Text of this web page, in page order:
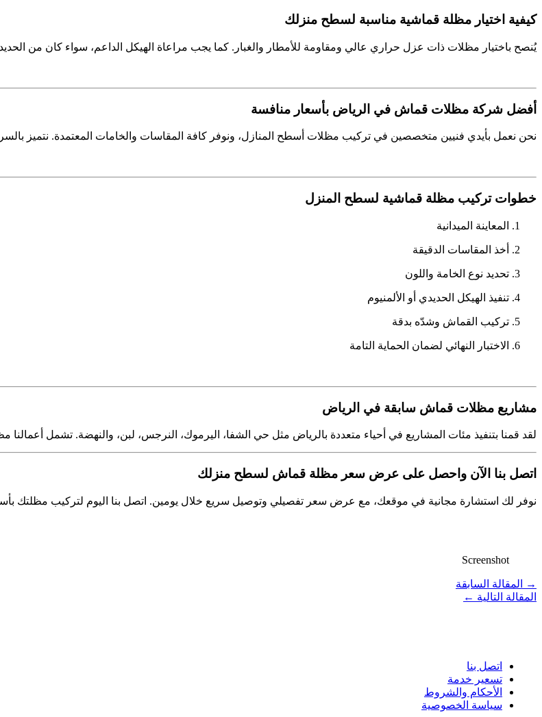
كيفية اختيار مظلة قماشية مناسبة لسطح منزلك
يُنصح باختيار مظلات ذات عزل حراري عالي ومقاومة للأمطار والغبار. كما يجب مراعاة الهيكل الداعم، سواء كان من الحديد
أفضل شركة مظلات قماش في الرياض بأسعار منافسة
نحن نعمل بأيدي فنيين متخصصين في تركيب مظلات أسطح المنازل، ونوفر كافة المقاسات والخامات المعتمدة. نتميز
خطوات تركيب مظلة قماشية لسطح المنزل
المعاينة الميدانية
أخذ المقاسات الدقيقة
تحديد نوع الخامة واللون
تنفيذ الهيكل الحديدي أو الألمنيوم
تركيب القماش وشدّه بدقة
الاختبار النهائي لضمان الحماية التامة
مشاريع مظلات قماش سابقة في الرياض
لقد قمنا بتنفيذ مئات المشاريع في أحياء متعددة بالرياض مثل حي الشفا، اليرموك، النرجس، لبن، والنهضة. تشمل
اتصل بنا الآن واحصل على عرض سعر مظلة قماش لسطح منزلك
نوفر لك استشارة مجانية في موقعك، مع عرض سعر تفصيلي وتوصيل سريع خلال يومين. اتصل بنا اليوم لتركيب مظلتك بأسعار تبدأ من 80 ريالًا للمتر، وضمان شامل
Screenshot
→
المقالة السابقة
المقالة التالية ←
اتصل بنا
تسعير خدمة
الأحكام والشروط
سياسة الخصوصية